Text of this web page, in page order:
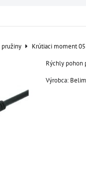
pružiny Krútiaci moment
Rýchly pohon
Výrobca: